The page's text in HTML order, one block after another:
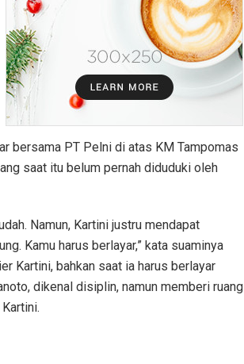
bersama PT Pelni di atas KM Tampomas
saat itu belum pernah diduduki oleh
Namun, Kartini justru mendapat
Kamu harus berlayar,” kata suaminya
Kartini, bahkan saat ia harus berlayar
dikenal disiplin, namun memberi ruang